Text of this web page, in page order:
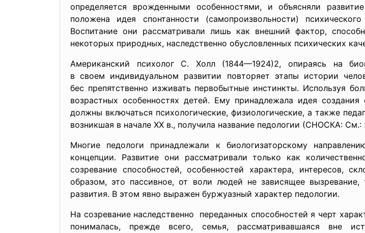
определяется врожденными особенностями, и объясняли
положена идея спонтанности (самопроизвольности)
Воспитание они рассматривали лишь как внешний фактор,
некоторых природных, наследственно обусловленных психических
Американский психолог С. Холл (1844—1924)2, опираясь на
в своем индивидуальном развитии повторяет этапы истории
бес препятственно изживать первобытные инстинкты. Используя
возрастных особенностях детей. Ему принадлежала идея
должны включаться психологические, физиологические, а также
возникшая в начале XX в., получила название педологии (СНОСКА:
Многие педологи принадлежали к биологизаторскому
концепции. Развитие они рассматривали только как
созревание способностей, особенностей характера, интересов,
образом, это пассивное, от воли людей не зависящее
развития. В этом явно выражен буржуазный характер педологии.
На созревание наследственно переданных способностей я черт
понималась, прежде всего, семья, рассматривавшаяся вне